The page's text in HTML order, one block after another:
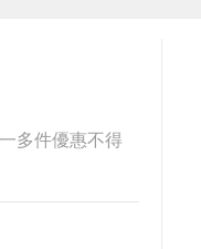
多件優惠不得